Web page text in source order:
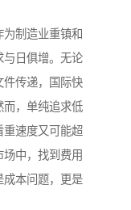
制造业重镇和
与日俱增。无论
件传递，国际快
而，单纯追求低
重速度又可能超
中，找到费用
成本问题，更是